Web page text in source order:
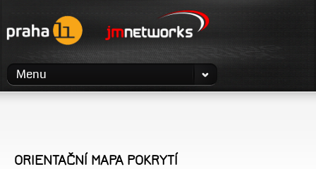
Menu
ORIENTAČNÍ MAPA POKRYTÍ